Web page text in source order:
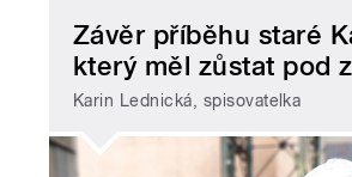
Závěr příběhu staré
který měl zůstat pod
Karin Lednická, spisovatelka